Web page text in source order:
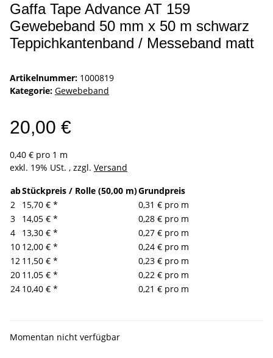
Gaffa Tape Advance AT 159
Gewebeband 50 mm x 50 m schwarz
Teppichkantenband / Messeband matt
Artikelnummer: 1000819
Kategorie: Gewebeband
20,00 €
0,40 € pro 1 m
exkl. 19% USt. , zzgl. Versand
abStückpreis / Rolle (50,00 m)Grundpreis
2
15,70 € *
0,31 € pro m
3
14,05 € *
0,28 € pro m
4
13,30 € *
0,27 € pro m
10 12,00 € *
0,24 € pro m
12 11,50 € *
0,23 € pro m
20 11,05 € *
0,22 € pro m
24 10,40 € * 0,21 € pro m
Momentan nicht verfügbar